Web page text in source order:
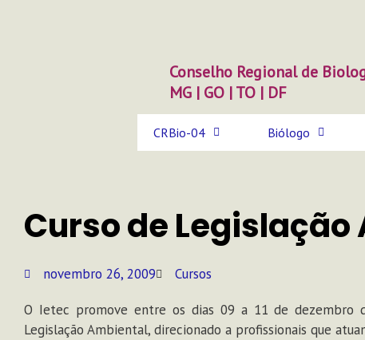
Conselho Regional de
MG | GO | TO | DF
CRBio-04 Biólogo
Curso de
novembro 26, 2009 Cursos
O Ietec promove entre os dias 09 a 11 de dezembro
Legislação Ambiental, direcionado a profissionais que